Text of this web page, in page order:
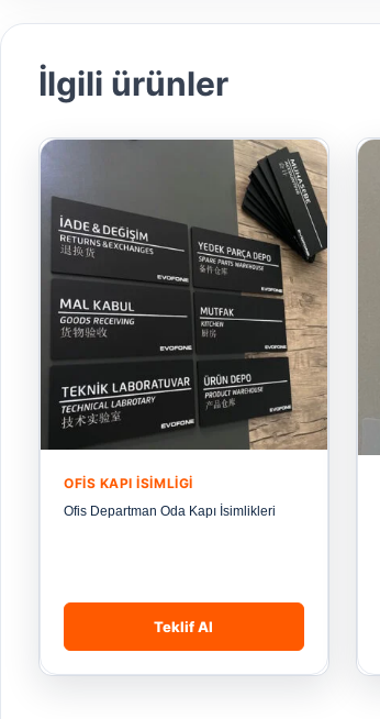
İlgili ürünler
OFIS KAPI İSIMLIGI
Ofis Departman Oda Kapı İsimlikleri
Teklif Al